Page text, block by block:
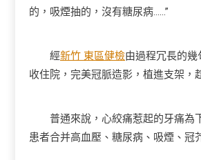
的，吸煙抽的，沒有糖尿病……”
經新竹 東區健檢由過程冗長的
收住院，完美冠脈造影，植進支架，
普通來說，心絞痛惹起的牙痛為
患者合并高血壓、糖尿病、吸煙、冠